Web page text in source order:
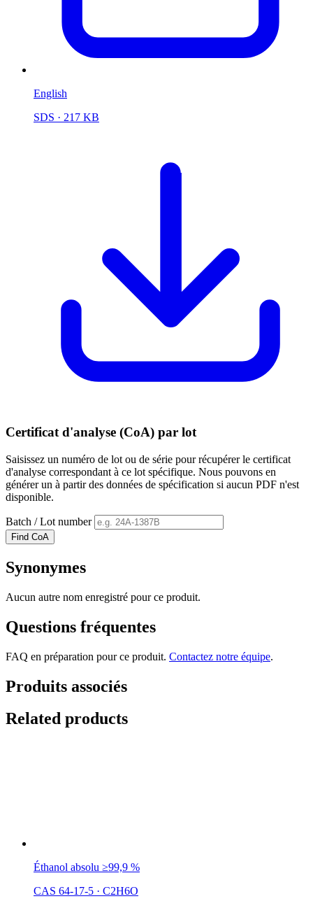
English
SDS · 217 KB
Certificat d'analyse (CoA) par lot
Saisissez un numéro de lot ou de série pour récupérer le certificat
d'analyse correspondant à ce lot spécifique. Nous pouvons en
générer un à partir des données de spécification si aucun PDF n'est
disponible.
Batch / Lot number
Find CoA
Synonymes
Aucun autre nom enregistré pour ce produit.
Questions fréquentes
FAQ en préparation pour ce produit. Contactez notre équipe.
Produits associés
Related products
Éthanol absolu ≥99,9 %
CAS 64-17-5 · C2H6O